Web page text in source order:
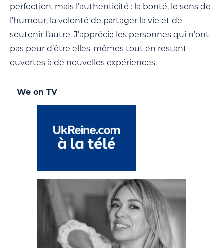
perfection, mais l’authenticité : la bonté, le sens de
l’humour, la volonté de partager la vie et de
soutenir l’autre. J’apprécie les personnes qui n’ont
pas peur d’être elles-mêmes tout en restant
ouvertes à de nouvelles expériences.
We on TV